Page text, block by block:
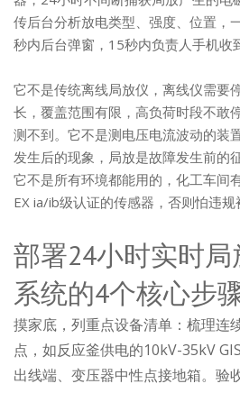
传后台分析放电类型、强度、位置，
秒内后台弹窗，15秒内负责人手机收
它不是传统离线局放仪，离线仪需要
长，覆盖范围有限，高负荷时段不敢
测不到。它不是测电压电流波动的装
发生后的现象，局放是故障发生前的
它不是所有环境都能用的，化工车间
EX ia/ib级认证的传感器，否则怕违规
部署24小时实时
系统的4个核心步
摸家底，列重点设备清单：梳理连
点，如反应釜供电的10kV-35kV
出线端、变压器中性点接地箱。验